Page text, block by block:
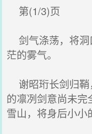
第(1/3)页
剑气涤荡，将洞
茫的雾气。
谢昭珩长剑归鞘
的凛冽剑意尚未
雪山，将身后小小